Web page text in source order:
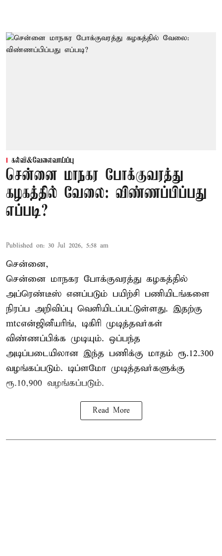
கல்வி&வேலைவாய்ப்பு
சென்னை மாநகர போக்குவரத்து
கழகத்தில் வேலை: விண்ணப்பிப்பது
எப்படி?
Published on: 30 Jul 2026, 5:58 am
சென்னை,
சென்னை மாநகர போக்குவரத்து கழகத்தில்
அப்ரெண்டீஸ் எனப்படும் பயிற்சி பணியிடங்களை
நிரப்ப அறிவிப்பு வெளியிடப்பட்டுள்ளது. இதற்கு
mtcஎன்ஜினீயரிங், டிகிரி முடித்தவர்கள்
விண்ணப்பிக்க முடியும். ஒப்பந்த
அடிப்படையிலான இந்த பணிக்கு மாதம் ரூ.12.300
வழங்கப்படும். டிப்ளமோ முடித்தவர்களுக்கு
ரூ.10,900 வழங்கப்படும்.
Read More